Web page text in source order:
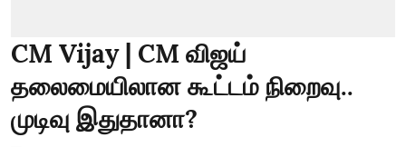
CM Vijay | CM விஜய்
தலைமையிலான கூட்டம் நிறைவு..
முடிவு இதுதானா?